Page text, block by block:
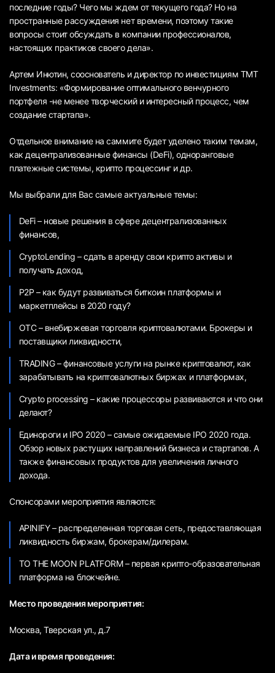
последние годы? Чего мы ждем от текущего года? Но на
пространные рассуждения нет времени, поэтому такие
вопросы стоит обсуждать в компании профессионалов,
настоящих практиков своего дела».
Артем Инютин, сооснователь и директор по инвестициям ТМТ
Investments: «Формирование оптимального венчурного
портфеля -не менее творческий и интересный процесс, чем
создание стартапа».
Отдельное внимание на саммите будет уделено таким темам,
как децентрализованные финансы (DeFi), одноранговые
платежные системы, крипто процессинг и др.
Мы выбрали для Вас самые актуальные темы:
DeFi – новые решения в сфере децентрализованных
финансов,
CryptoLending – сдать в аренду свои крипто активы и
получать доход,
P2P – как будут развиваться биткоин платформы и
маркетплейсы в 2020 году?
OTC – внебиржевая торговля криптовалютами. Брокеры и
поставщики ликвидности,
TRADING – финансовые услуги на рынке криптовалют, как
зарабатывать на криптовалютных биржах и платформах,
Crypto processing – какие процессоры развиваются и что они
делают?
Единороги и IPO 2020 – самые ожидаемые IPO 2020 года.
Обзор новых растущих направлений бизнеса и стартапов. А
также финансовых продуктов для увеличения личного
дохода.
Спонсорами мероприятия являются:
APINIFY – распределенная торговая сеть, предоставляющая
ликвидность биржам, брокерам/дилерам.
TO THE MOON PLATFORM – первая крипто-образовательная
платформа на блокчейне.
Место проведения мероприятия:
Москва, Тверская ул., д.7
Дата и время проведения: